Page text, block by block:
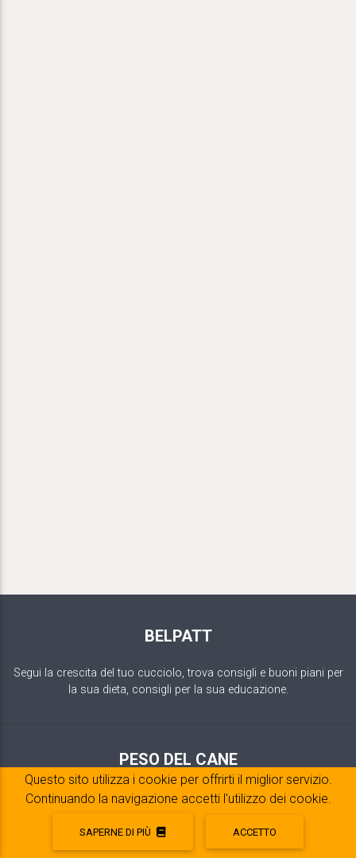
BELPATT
Segui la crescita del tuo cucciolo, trova consigli e buoni piani per
la sua dieta, consigli per la sua educazione.
PESO DEL CANE
Stima del peso degli adulti
Monitoraggio della crescita
Questo sito utilizza i cookie per offrirti il ​​miglior servizio.
Continuando la navigazione accetti l'utilizzo dei cookie.
SAPERNE DI PIÙ ACCETTO